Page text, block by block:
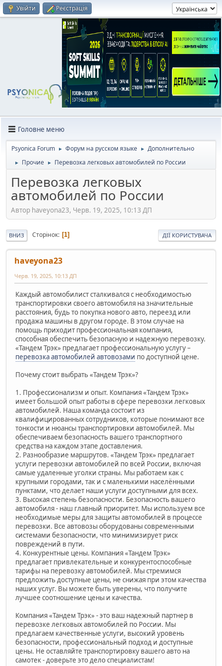
Увійти Реєстрація
Головне меню
Psyonica Forum ► Форум на русском языке ► Дополнительно
► Прочие ► Перевозка легковых автомобилей по России
Перевозка легковых
автомобилей по России
Автор haveyona23, Черв. 19, 2025, 10:13 ДП
ВНИЗ Сторінок 1 ДІЇ КОРИСТУВАЧА
haveyona23
Черв. 19, 2025, 10:13 ДП
Каждый автомобилист сталкивался с необходимостью
транспортировки своего автомобиля на значительные
расстояния, будь то покупка нового авто, переезд или
продажа машины в другом городе. В этом случае на
помощь приходит профессиональная компания,
способная обеспечить безопасную и надежную перевозку.
«Тандем Трэк» предлагает профессиональную услугу –
перевозка автомобилей автовозами по доступной цене.
Почему стоит выбрать «Тандем Трэк»?
1. Профессионализм и опыт. Компания «Тандем Трэк»
имеет большой опыт работы в сфере перевозки легковых
автомобилей. Наша команда состоит из
квалифицированных сотрудников, которые понимают все
тонкости и нюансы транспортировки автомобилей. Мы
обеспечиваем безопасность вашего транспортного
средства на каждом этапе доставления.
2. Разнообразие маршрутов. «Тандем Трэк» предлагает
услуги перевозки автомобилей по всей России, включая
самые удаленные уголки страны. Мы работаем как с
крупными городами, так и с маленькими населёнными
пунктами, что делает наши услуги доступными для всех.
3. Высокая степень безопасности. Безопасность вашего
автомобиля - наш главный приоритет. Мы используем все
необходимые меры для защиты автомобилей в процессе
перевозки. Все автовозы оборудованы современными
системами безопасности, что минимизирует риск
повреждений в пути.
4. Конкурентные цены. Компания «Тандем Трэк»
предлагает привлекательные и конкурентоспособные
тарифы на перевозку автомобилей. Мы стремимся
предложить доступные цены, не снижая при этом качества
наших услуг. Вы можете быть уверены, что получите
лучшее соотношение цены и качества.
Компания «Тандем Трэк» - это ваш надежный партнер в
перевозке легковых автомобилей по России. Мы
предлагаем качественные услуги, высокий уровень
безопасности, профессиональный подход и доступные
цены. Не оставляйте транспортировку вашего авто на
самотек - доверьте это дело специалистам!